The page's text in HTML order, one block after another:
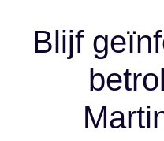
Blijf